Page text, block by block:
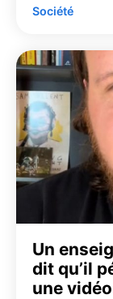
Société
Un
dit qu’il
une vidéo